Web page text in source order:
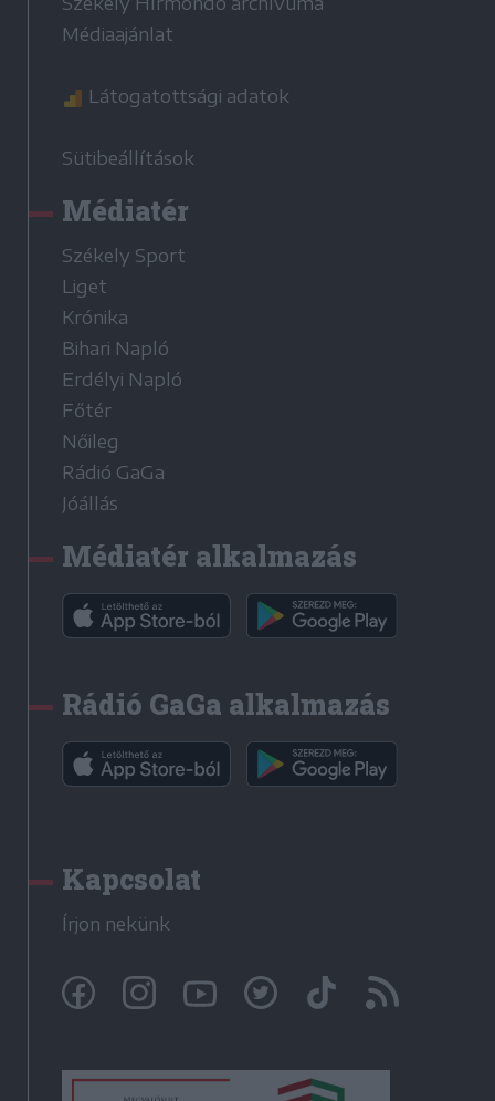
Médiaajánlat
Látogatottsági adatok
Sütibeállítások
Médiatér
Székely Sport
Liget
Krónika
Bihari Napló
Erdélyi Napló
Főtér
Nőileg
Rádió GaGa
Jóállás
Médiatér alkalmazás
Rádió GaGa alkalmazás
Kapcsolat
Írjon nekünk